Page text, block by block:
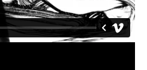
& Khalid K.